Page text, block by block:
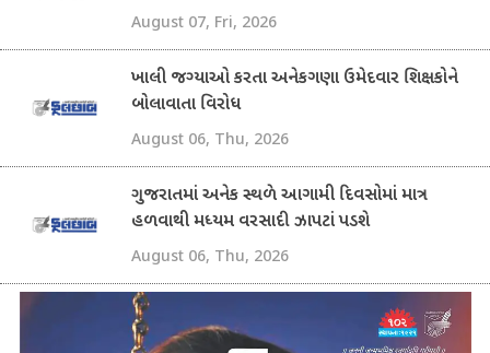
August 07, Fri, 2026
ખાલી જગ્યાઓ કરતા અનેકગણા ઉમેદવાર શિક્ષકોને
બોલાવાતા વિરોધ
August 06, Thu, 2026
ગુજરાતમાં અનેક સ્થળે આગામી દિવસોમાં માત્ર
હળવાથી મધ્યમ વરસાદી ઝાપટાં પડશે
August 06, Thu, 2026